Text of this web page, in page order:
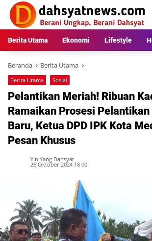
Langsung
konten
Berita Utama Ekonomi Lifestyle
Beranda Berita Utama
Berita Utama Sosial
Pelantikan Meriah! Ribuan
Ramaikan Prosesi Pelantikan
Baru, Ketua DPD IPK Kota
Pesan Khusus
Yin Yang Dahsyat
26,Oktober 2024 18 00